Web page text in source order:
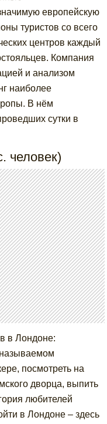
европейскую
туристов со всего
центров каждый
Компания
и анализом
наиболее
В нём
сутки в
человек)
в Лондоне:
называемом
посмотреть на
дворца, выпить
любителей
в Лондоне – здесь